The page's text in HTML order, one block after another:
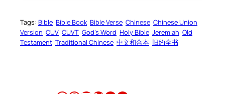
Tags: Bible Bible Book Bible Verse Chinese Chinese Union
Version CUV CUVT God’s Word Holy Bible Jeremiah Old
Testament Traditional Chinese 中文和合本 旧约全书